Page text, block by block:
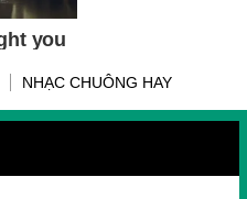
NHẠC CHUÔNG HAY